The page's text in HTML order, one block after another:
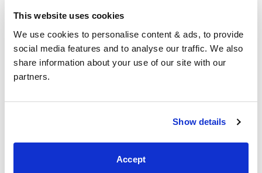
This website uses cookies
We use cookies to personalise content & ads, to provide
social media features and to analyse our traffic. We also
share information about your use of our site with our
partners.
Show details
Accept
90cm X
200cm
120cm
X
200cm